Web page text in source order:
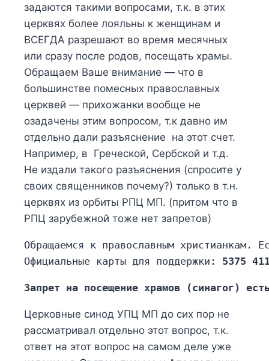
задаются такими вопросами, т.к. в этих
церквях более лояльны к женщинам и
ВСЕГДА разрешают во время месячных
или сразу после родов, посещать храмы.
Обращаем Ваше внимание — что в
большинстве помесных православных
церквей — прихожанки вообще не
озадачены этим вопросом, т.к давно им
отдельно дали разъяснение на этот счет.
Например, в Греческой, Сербской и т.д.
Не издали такого разъяснения (спросите у
своих священников почему?) только в т.н.
церквях из орбиты РПЦ МП. (притом что в
РПЦ зарубежной тоже нет запретов)
Обращаемся к православным христианкам.
Официальные карты для поддержки: 5375
Запрет на посещение храмов (синагог)
Церковные синод УПЦ МП до сих пор не
рассматривал отдельно этот вопрос, т.к.
ответ на этот вопрос на самом деле уже